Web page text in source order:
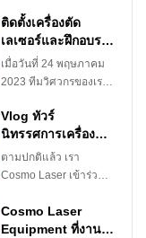
ติดตั้งเครื่องตัด
เลเซอร์และฝึกอบรม
พนักงานที่โรงงาน
ของลูกค้าเมื่อวันที่
เมื่อวันที่ 24 พฤษภาคม
2023 ทีมวิศวกรของเรา
ลูกค้าเพื่อติดตั้งและฝึก
อบรมผู้ปฏิบัติงานเกี่ยว
กับวิธีใช้เครื่องตัด
ไฟเบอร์เลเซอร์ เครื่องนี้
สูงที่สามารถตัดวัสดุ
โลหะต่างๆ ได้อย่าง
Vlog ทัวร์
นิทรรศการเครื่อง
ประดับนานาชาติ
เซินเจิ้นปี 2024
ตามปกติแล้ว เรา
Cosmo Laser เข้าร่วม
นานาชาติเซินเจิ้นทุกปี
เราอัด vlog ของวันแรกที่
Cosmo Laser
Equipment ที่งาน